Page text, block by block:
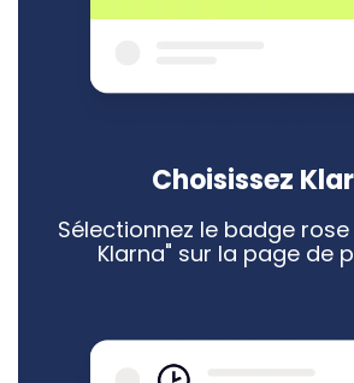
Choisissez
Sélectionnez le badge
Klarna" sur la page de